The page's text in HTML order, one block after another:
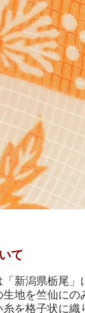
て
「新潟県栃尾」
地を竺仙にの
糸を格子状に織